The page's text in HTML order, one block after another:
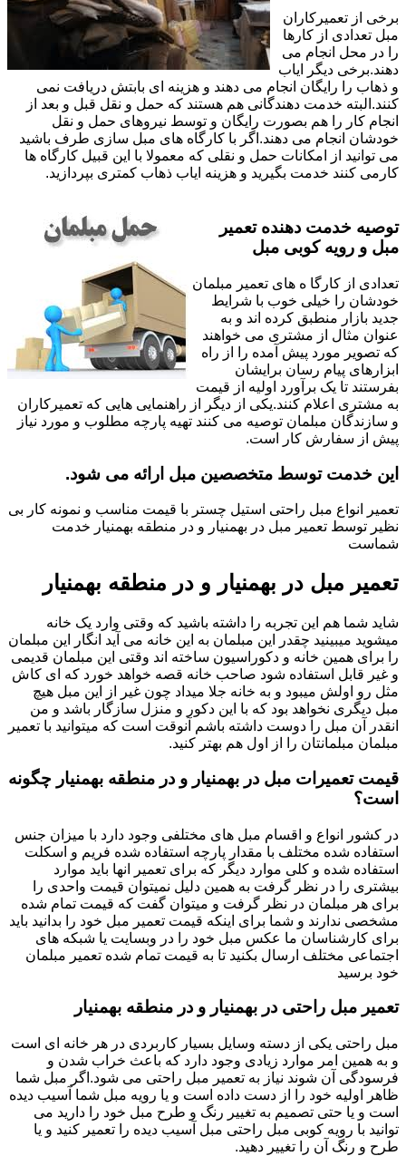
برخی از تعمیرکاران
مبل تعدادی از کارها
را در محل انجام می
دهند.برخی دیگر ایاب
و ذهاب را رایگان انجام می دهند و هزینه ای بابتش دریافت نمی
کنند.البته خدمت دهندگانی هم هستند که حمل و نقل قبل و بعد از
انجام کار را هم بصورت رایگان و توسط نیروهای حمل و نقل
خودشان انجام می دهند.اگر با کارگاه های مبل سازی طرف باشید
می توانید از امکانات حمل و نقلی که معمولا با این قبیل کارگاه ها
کارمی کنند خدمت بگیرید و هزینه ایاب ذهاب کمتری بپردازید.
توصیه خدمت دهنده تعمیر
مبل و رویه کوبی مبل
تعدادی از کارگا ه های تعمیر مبلمان
خودشان را خیلی خوب با شرایط
جدید بازار منطبق کرده اند و به
عنوان مثال از مشتری می خواهند
که تصویر مورد پیش آمده را از راه
ابزارهای پیام رسان برایشان
بفرستند تا یک برآورد اولیه از قیمت
به مشتری اعلام کنند.یکی از دیگر از راهنمایی هایی که تعمیرکاران
و سازندگان مبلمان توصیه می کنند تهیه پارچه مطلوب و مورد نیاز
پیش از سفارش کار است.
این خدمت توسط متخصصین مبل ارائه می شود.
تعمیر انواع مبل راحتی استیل چستر با قیمت مناسب و نمونه کار بی
نظیر توسط تعمیر مبل در بهمنیار و در منطقه بهمنیار خدمت
شماست
تعمیر مبل در بهمنیار و در منطقه بهمنیار
شاید شما هم این تجربه را داشته باشید که وقتی وارد یک خانه
میشوید میبینید چقدر این مبلمان به این خانه می آید انگار این مبلمان
را برای همین خانه و دکوراسیون ساخته اند وقتی این مبلمان قدیمی
و غیر قابل استفاده شود صاحب خانه قصه خواهد خورد که ای کاش
مثل رو اولش میبود و به خانه جلا میداد چون غیر از این مبل هیچ
مبل دیگری نخواهد بود که با این دکور و منزل سازگار باشد و من
انقدر آن مبل را دوست داشته باشم آنوقت است که میتوانید با تعمیر
مبلمان مبلمانتان را از اول هم بهتر کنید.
قیمت تعمیرات مبل در بهمنیار و در منطقه بهمنیار چگونه
است؟
در کشور انواع و اقسام مبل های مختلفی وجود دارد با میزان جنس
استفاده شده مختلف با مقدار پارچه استفاده شده فریم و اسکلت
استفاده شده و کلی موارد دیگر که برای تعمیر انها باید موارد
بیشتری را در نظر گرفت به همین دلیل نمیتوان قیمت واحدی را
برای هر مبلمان در نظر گرفت و میتوان گفت که قیمت تمام شده
مشخصی ندارند و شما برای اینکه قیمت تعمیر مبل خود را بدانید باید
برای کارشناسان ما عکس مبل خود را در وبسایت یا شبکه های
اجتماعی مختلف ارسال بکنید تا به قیمت تمام شده تعمیر مبلمان
خود برسید
تعمیر مبل راحتی در بهمنیار و در منطقه بهمنیار
مبل راحتی یکی از دسته وسایل بسیار کاربردی در هر خانه ای است
و به همین امر موارد زیادی وجود دارد که باعث خراب شدن و
فرسودگی آن شوند نیاز به تعمیر مبل راحتی می شود.اگر مبل شما
ظاهر اولیه خود را از دست داده است و یا رویه مبل شما آسیب دیده
است و یا حتی تصمیم به تغییر رنگ و طرح مبل خود را دارید می
توانید با رویه کوبی مبل راحتی مبل آسیب دیده را تعمیر کنید و یا
طرح و رنگ آن را تغییر دهید.